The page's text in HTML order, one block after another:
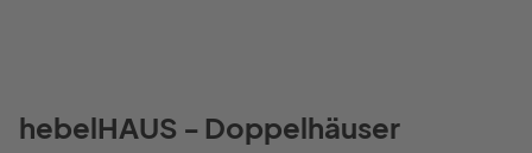
hebelHAUS - Doppelhäuser